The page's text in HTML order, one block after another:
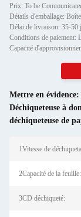
Prix: To be
Détails d'emballage:
Délai de livraison: 35-50
Conditions de paiement:
Capacité
Mettre en évidence:
Déchiqueteuse à
déchiqueteuse de
1Vitesse de
2Capacité de la feuille:
3CD déchiqueté: